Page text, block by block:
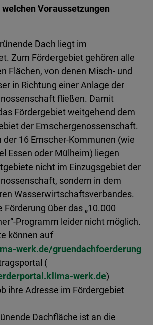
Voraussetzungen
Dach liegt im
Zum Fördergebiet gehören alle
Flächen, von denen Misch- und
in Richtung einer Anlage der
fließen. Damit
Fördergebiet weitgehend dem
der Emschergenossenschaft.
der 16 Emscher-Kommunen (wie
Essen oder Mülheim) liegen
nicht im Einzugsgebiet der
sondern in dem
Wasserwirtschaftsverbandes.
Förderung über das „10.000
Programm leider nicht möglich.
können auf
werk.de/gruendachfoerderung
(
werk.de)
ihre Adresse im Fördergebiet
Dachfläche ist an die